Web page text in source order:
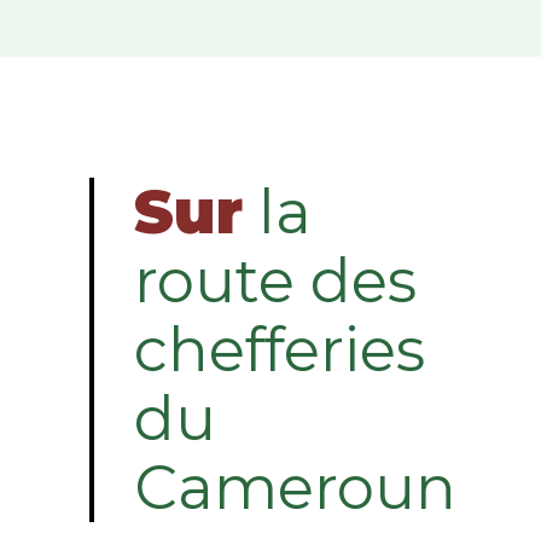
Sur la
route des
chefferies
du
Cameroun